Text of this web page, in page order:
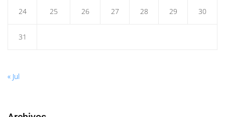
24 25 26 27 28 29 30
31
« Jul